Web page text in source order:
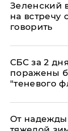
Зеленский
на встречу
говорить
СБС за 2
поражены
"теневого
От